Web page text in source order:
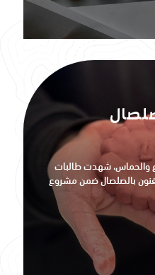
والحماس، شهدت طالبات
بالصلصال ضمن مشروع